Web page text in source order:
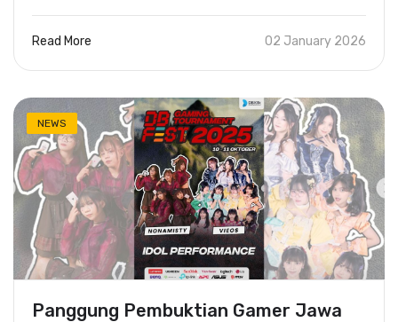
Read More 02 January 2026
NEWS
Panggung Pembuktian Gamer Jawa